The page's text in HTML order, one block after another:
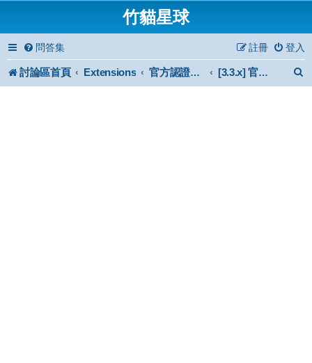
竹貓星球
問答集 登入
註冊
討論區首頁 Extensions 官方認證擴充功能 [3.3.x] 官方認證擴充功能